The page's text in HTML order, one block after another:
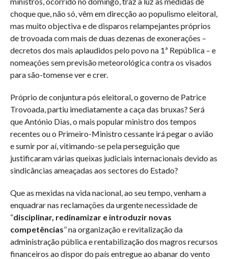
choque que, não só, vêm em direcção ao populismo eleitoral,
mas muito objectiva e de disparos relampejantes próprios
de trovoada com mais de duas dezenas de exonerações –
decretos dos mais aplaudidos pelo povo na 1ª República – e
nomeações sem previsão meteorológica contra os visados
para são-tomense ver e crer.
Próprio de conjuntura pós eleitoral, o governo de Patrice
Trovoada, partiu imediatamente a caça das bruxas? Será
que António Dias, o mais popular ministro dos tempos
recentes ou o Primeiro-Ministro cessante irá pegar o avião
e sumir por aí, vitimando-se pela perseguição que
justificaram várias queixas judiciais internacionais devido as
sindicâncias ameaçadas aos sectores do Estado?
Que as mexidas na vida nacional, ao seu tempo, venham a
enquadrar nas reclamações da urgente necessidade de
“disciplinar, redinamizar e introduzir novas
competências’’ na organização e revitalização da
administração pública e rentabilização dos magros recursos
financeiros ao dispor do país entregue ao abanar do vento